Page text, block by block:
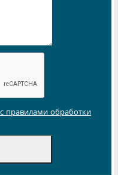
правилами обработки